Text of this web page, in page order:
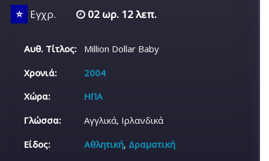
⭐ Εγχρ. 02 ωρ. 12 λεπ.
Αυθ. Τίτλος:
Million Dollar Baby
Χρονιά:
2004
Χώρα:
ΗΠΑ
Γλώσσα:
Αγγλικά, Ιρλανδικά
Είδος:
Αθλητική, Δραματική